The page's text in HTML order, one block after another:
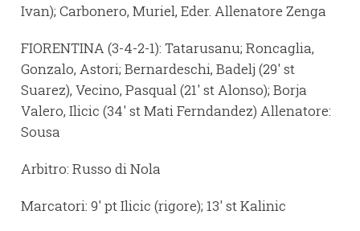
Ivan); Carbonero, Muriel, Eder. Allenatore Zenga
FIORENTINA (3-4-2-1): Tatarusanu; Roncaglia,
Gonzalo, Astori; Bernardeschi, Badelj (29' st
Suarez), Vecino, Pasqual (21' st Alonso); Borja
Valero, Ilicic (34' st Mati Ferndandez) Allenatore:
Sousa
Arbitro: Russo di Nola
Marcatori: 9' pt Ilicic (rigore); 13' st Kalinic